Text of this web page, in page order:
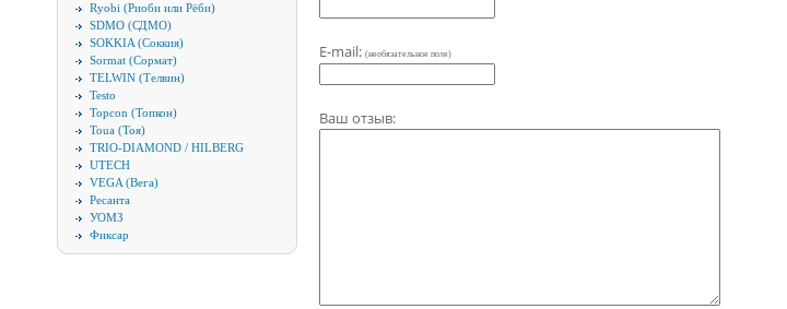
Ryobi (Риоби или Рёби)
SDMO (СДМО)
SOKKIA (Соккия)
Sormat (Сормат)
TELWIN (Телвин)
Testo
Topcon (Топкон)
Toua (Тоя)
TRIO-DIAMOND / HILBERG
UTECH
VEGA (Вега)
Ресанта
УОМЗ
Фиксар
E-mail: (необязательное поле)
Ваш отзыв: